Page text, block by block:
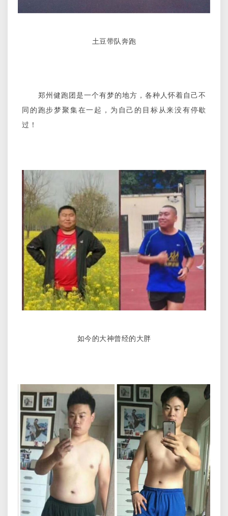
土豆带队奔跑
郑州健跑团是一个有梦的地方，各种人怀着自己不
同的跑步梦聚集在一起，为自己的目标从来没有停歇
过！
如今的大神曾经的大胖